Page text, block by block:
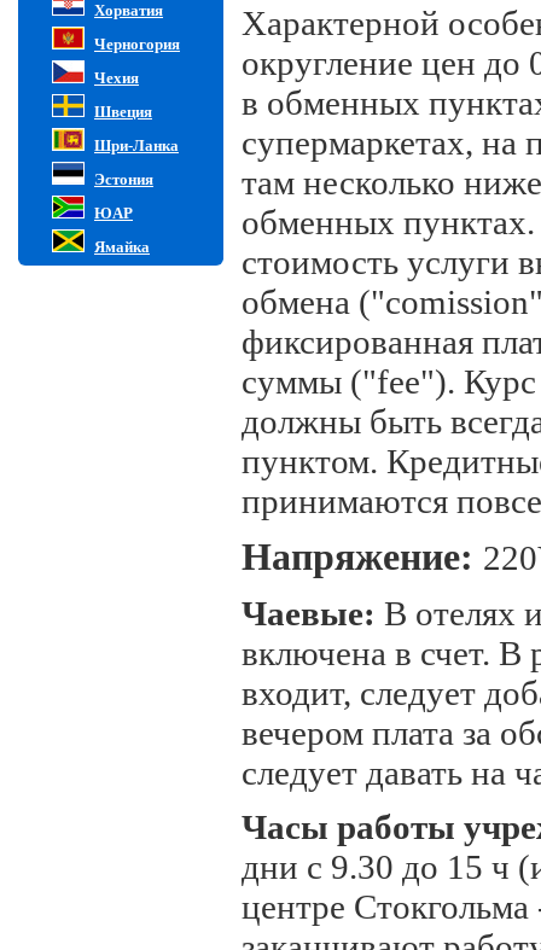
Хорватия
Черногория
Чехия
Швеция
Шри-Ланка
Эстония
ЮАР
Ямайка
Характерной
округление цен
в обменных
супермаркетах, на
там несколько
обменных
стоимость услуги
обмена
фиксированная
суммы ("fee"). Курс
должны быть
пунктом.
принимаются
Напряжение:
Чаевые: В отелях
включена в счет. В
входит, следует
вечером плата за
следует давать на
Часы работы
дни с 9.30 до 15 ч
центре